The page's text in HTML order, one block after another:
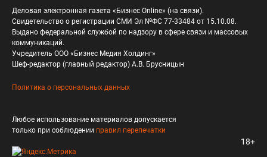
Деловая электронная газета «Бизнес Online» (на связи).
Свидетельство о регистрации СМИ Эл №ФС 77-33484 от 15.10.08.
Выдано федеральной службой по надзору в сфере связи и массовых
коммуникаций.
Учредитель ООО «Бизнес Медия Холдинг»
Шеф-редактор (главный редактор) А.В. Брусницын
Политика о персональных данных
Любое использование материалов допускается
только при соблюдении правил перепечатки
18+